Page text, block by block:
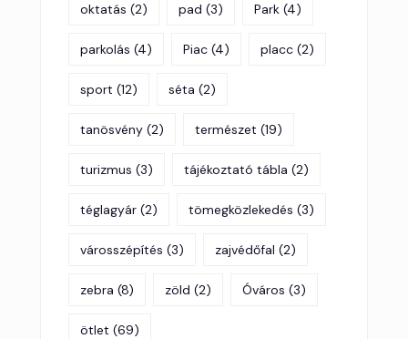
oktatás (2) pad (3) Park (4)
parkolás (4) Piac (4) placc (2)
sport (12) séta (2)
tanösvény (2) természet (19)
turizmus (3) tájékoztató tábla (2)
téglagyár (2) tömegközlekedés (3)
városszépítés (3) zajvédőfal (2)
zebra (8) zöld (2) Óváros (3)
ötlet (69)